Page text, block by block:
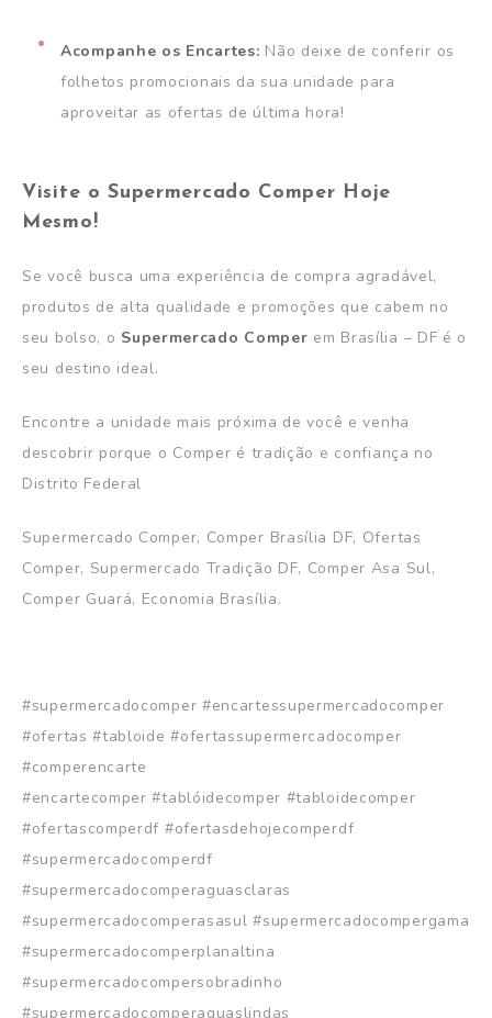
Acompanhe os Encartes: Não deixe de conferir os
folhetos promocionais da sua unidade para
aproveitar as ofertas de última hora!
Visite o Supermercado Comper Hoje
Mesmo!
Se você busca uma experiência de compra agradável,
produtos de alta qualidade e promoções que cabem no
seu bolso, o Supermercado Comper em Brasília – DF é o
seu destino ideal.
Encontre a unidade mais próxima de você e venha
descobrir porque o Comper é tradição e confiança no
Distrito Federal
Supermercado Comper, Comper Brasília DF, Ofertas
Comper, Supermercado Tradição DF, Comper Asa Sul,
Comper Guará, Economia Brasília.
#supermercadocomper #encartessupermercadocomper
#ofertas #tabloide #ofertassupermercadocomper
#comperencarte
#encartecomper #tablóidecomper #tabloidecomper
#ofertascomperdf #ofertasdehojecomperdf
#supermercadocomperdf
#supermercadocomperaguasclaras
#supermercadocomperasasul #supermercadocompergama
#supermercadocomperplanaltina
#supermercadocompersobradinho
#supermercadocomperaguaslindas